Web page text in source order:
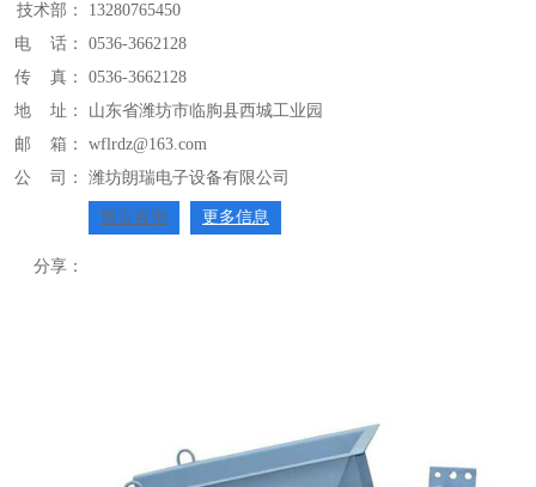
技术部：
13280765450
电 话：
0536-3662128
传 真：
0536-3662128
地 址：
山东省潍坊市临朐县西城工业园
邮 箱：
wflrdz@163.com
公 司：
潍坊朗瑞电子设备有限公司
留言咨询 更多信息
分享：